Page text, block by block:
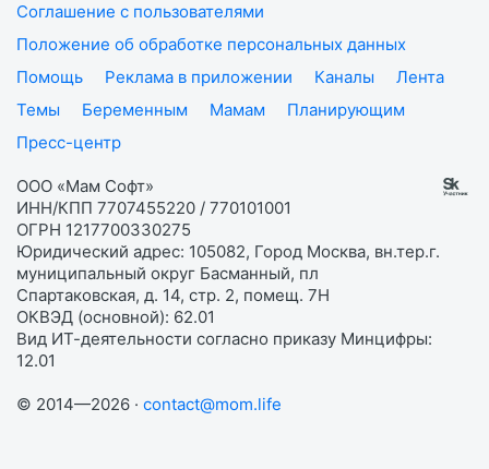
Соглашение с пользователями
Положение об обработке персональных данных
Помощь
Реклама в приложении Каналы
Лента
Темы
Беременным Мамам
Планирующим
Пресс-центр
ООО «Мам Софт»
ИНН/КПП 7707455220 / 770101001
ОГРН 1217700330275
Юридический адрес: 105082, Город Москва, вн.тер.г.
муниципальный округ Басманный, пл
Спартаковская, д. 14, стр. 2, помещ. 7Н
ОКВЭД (основной): 62.01
Вид ИТ-деятельности согласно приказу Минцифры:
12.01
© 2014—2026 · contact@mom.life